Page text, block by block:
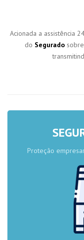
Acionada a assistência
do Seguradosobre
Proteção